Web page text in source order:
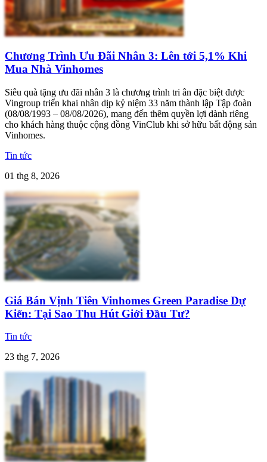
Chương Trình Ưu Đãi Nhân 3: Lên tới 5,1% Khi
Mua Nhà Vinhomes
Siêu quà tặng ưu đãi nhân 3 là chương trình tri ân đặc biệt được
Vingroup triển khai nhân dịp kỷ niệm 33 năm thành lập Tập đoàn
(08/08/1993 – 08/08/2026), mang đến thêm quyền lợi dành riêng
cho khách hàng thuộc cộng đồng VinClub khi sở hữu bất động sản
Vinhomes.
Tin tức
01 thg 8, 2026
Giá Bán Vịnh Tiên Vinhomes Green Paradise Dự
Kiến: Tại Sao Thu Hút Giới Đầu Tư?
Tin tức
23 thg 7, 2026